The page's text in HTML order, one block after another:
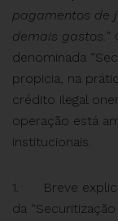
pagamentos de
demais gastos. ”
denominada
propicia, na
crédito ilegal
operação está
institucionais.
1. Breve
da